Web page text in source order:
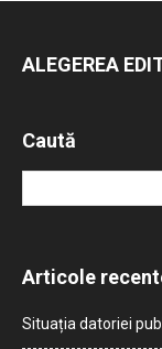
ALEGEREA
Caută
Articole
Situația datoriei